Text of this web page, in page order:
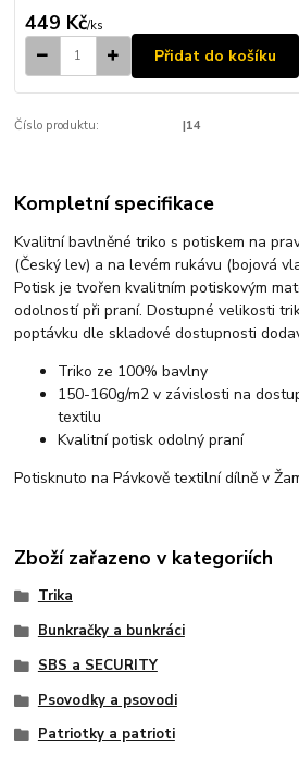
449 Kč/ks
Přidat do košíku
Číslo produktu: |14
Kompletní specifikace
Kvalitní bavlněné triko s potiskem na
(Český lev) a na levém rukávu (bojová
Potisk je tvořen kvalitním potiskovým
odolností při praní. Dostupné velikosti
poptávku dle skladové dostupnosti
Triko ze 100% bavlny
150-160g/m2 v závislosti na
textilu
Kvalitní potisk odolný praní
Potisknuto na Pávkově textilní dílně v
Zboží zařazeno v kategoriích
Trika
Bunkračky a bunkráci
SBS a SECURITY
Psovodky a psovodi
Patriotky a patrioti